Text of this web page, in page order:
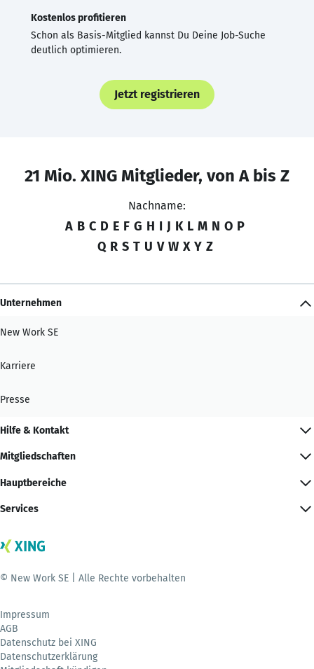
Kostenlos profitieren
Schon als Basis-Mitglied kannst Du Deine Job-Suche
deutlich optimieren.
Jetzt registrieren
21 Mio. XING Mitglieder, von A bis Z
Nachname:
A B C D E F G H I J K L M N O P
Q R S T U V W X Y Z
Unternehmen
New Work SE
Karriere
Presse
Hilfe & Kontakt
Mitgliedschaften
Hauptbereiche
Services
© New Work SE | Alle Rechte vorbehalten
Impressum
AGB
Datenschutz bei XING
Datenschutzerklärung